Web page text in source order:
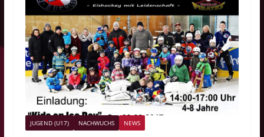
JUGEND (U17) NACHWUCHS NEWS